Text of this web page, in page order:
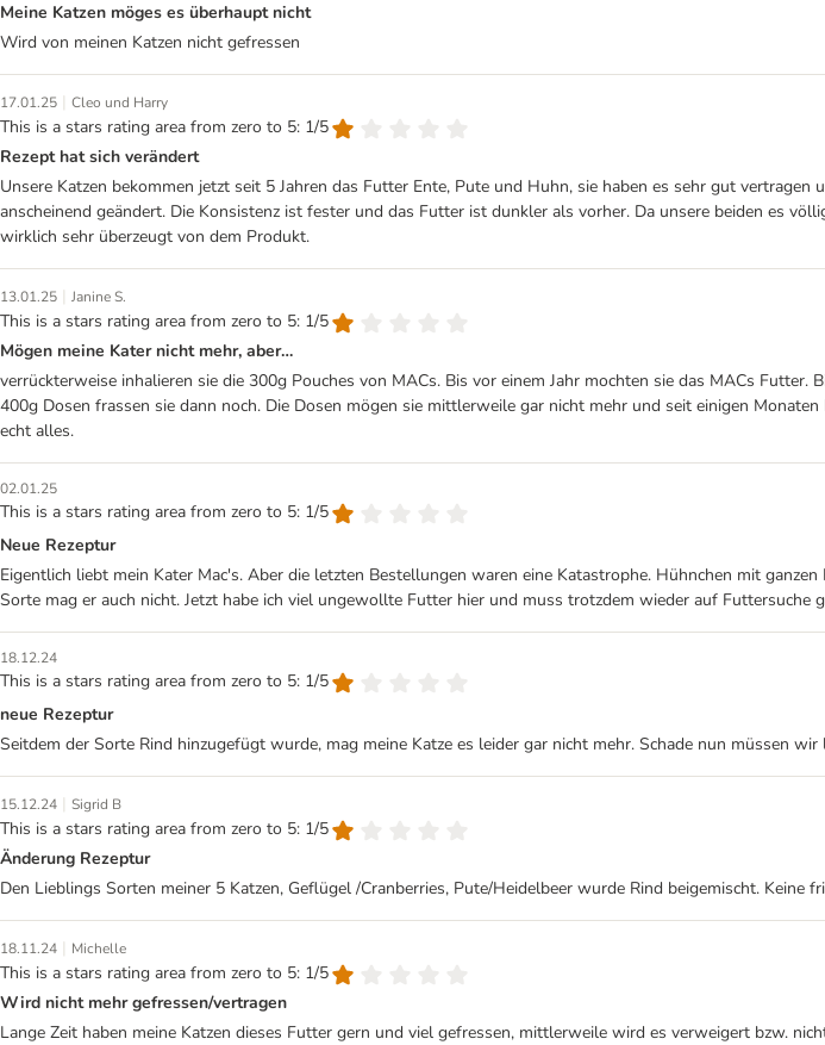
Meine Katzen möges es überhaupt nicht
Wird von meinen Katzen nicht gefressen
17.01.25 | Cleo und Harry
This is a stars rating area from zero to 5: 1/5
Rezept hat sich verändert
Unsere Katzen bekommen jetzt seit 5 Jahren das Futter Ente, Pute und Huhn, sie haben es sehr gut
anscheinend geändert. Die Konsistenz ist fester und das Futter ist dunkler als vorher. Da unsere beiden es
wirklich sehr überzeugt von dem Produkt.
13.01.25 | Janine S.
This is a stars rating area from zero to 5: 1/5
Mögen meine Kater nicht mehr, aber…
verrückterweise inhalieren sie die 300g Pouches von MACs. Bis vor einem Jahr mochten sie das MACs
400g Dosen frassen sie dann noch. Die Dosen mögen sie mittlerweile gar nicht mehr und seit einigen
echt alles.
02.01.25
This is a stars rating area from zero to 5: 1/5
Neue Rezeptur
Eigentlich liebt mein Kater Mac's. Aber die letzten Bestellungen waren eine Katastrophe. Hühnchen mit
Sorte mag er auch nicht. Jetzt habe ich viel ungewollte Futter hier und muss trotzdem wieder auf Futtersuche
18.12.24
This is a stars rating area from zero to 5: 1/5
neue Rezeptur
Seitdem der Sorte Rind hinzugefügt wurde, mag meine Katze es leider gar nicht mehr. Schade nun müssen
15.12.24 | Sigrid B
This is a stars rating area from zero to 5: 1/5
Änderung Rezeptur
Den Lieblings Sorten meiner 5 Katzen, Geflügel /Cranberries, Pute/Heidelbeer wurde Rind beigemischt. Keine
18.11.24 | Michelle
This is a stars rating area from zero to 5: 1/5
Wird nicht mehr gefressen/vertragen
Lange Zeit haben meine Katzen dieses Futter gern und viel gefressen, mittlerweile wird es verweigert bzw.